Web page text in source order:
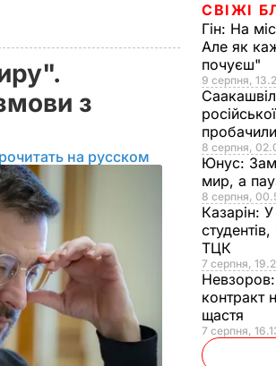
з
на русском
СВІЖІ
Гін: На
Але як
почуєш"
9 серпня,
пробачили
8 серпня,
Юнус:
мир, а
8 серпня,
Казарін: У
ТЦК
7 серпня,
Невзоров:
контракт
щастя
7 серпня,